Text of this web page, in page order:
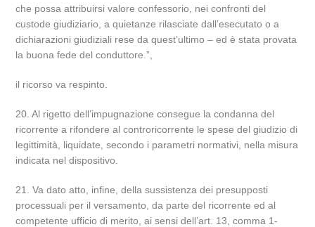
che possa attribuirsi valore confessorio, nei confronti del
custode giudiziario, a quietanze rilasciate dall’esecutato o a
dichiarazioni giudiziali rese da quest’ultimo – ed è stata provata
la buona fede del conduttore.”,
il ricorso va respinto.
20. Al rigetto dell’impugnazione consegue la condanna del
ricorrente a rifondere al controricorrente le spese del giudizio di
legittimità, liquidate, secondo i parametri normativi, nella misura
indicata nel dispositivo.
21. Va dato atto, infine, della sussistenza dei presupposti
processuali per il versamento, da parte del ricorrente ed al
competente ufficio di merito, ai sensi dell’art. 13, comma 1-